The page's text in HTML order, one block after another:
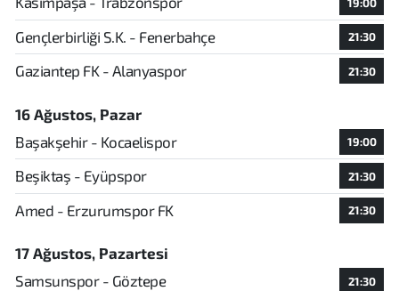
Gençlerbirliği S.K. - Fenerbahçe 21:30
Gaziantep FK - Alanyaspor 21:30
16 Ağustos, Pazar
Başakşehir - Kocaelispor
19:00
Beşiktaş - Eyüpspor 21:30
Amed - Erzurumspor FK 21:30
17 Ağustos, Pazartesi
Samsunspor - Göztepe
21:30